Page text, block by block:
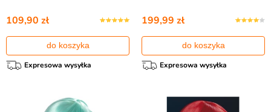
109,90 zł
do koszyka
Expresowa wysyłka
199,99 zł
do koszyka
Expresowa wysyłka